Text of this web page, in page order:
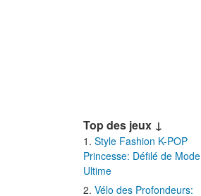
Top des jeux ↓
Style Fashion K-POP
Princesse: Défilé de Mode
Ultime
Vélo des Profondeurs: